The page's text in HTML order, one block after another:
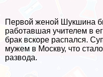
Первой женой Шукшина
работавшая учителем в
бpaк вскоре распался.
мужем в Москву, что
развода.